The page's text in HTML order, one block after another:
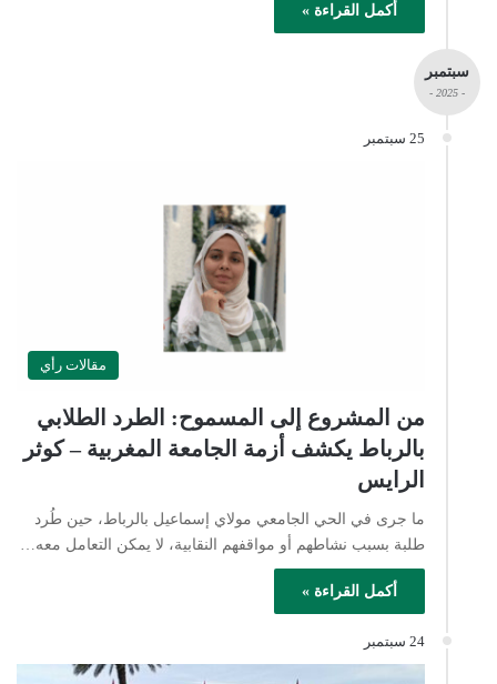
أكمل القراءة »
سبتمبر
- 2025 -
25 سبتمبر
مقالات رأي
من المشروع إلى المسموح: الطرد الطلابي
بالرباط يكشف أزمة الجامعة المغربية – كوثر
الرايس
ما جرى في الحي الجامعي مولاي إسماعيل بالرباط، حين طُرد
طلبة بسبب نشاطهم أو مواقفهم النقابية، لا يمكن التعامل معه…
أكمل القراءة »
24 سبتمبر